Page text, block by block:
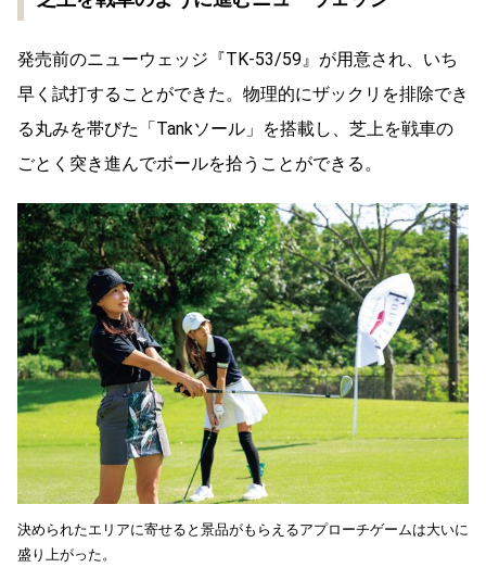
発売前のニューウェッジ『TK-53/59』が用意され、いち
早く試打することができた。物理的にザックリを排除でき
る丸みを帯びた「Tankソール」を搭載し、芝上を戦車の
ごとく突き進んでボールを拾うことができる。
決められたエリアに寄せると景品がもらえるアプローチゲームは大いに
盛り上がった。